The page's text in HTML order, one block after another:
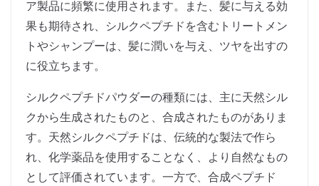
ア製品に頻繁に使用されます。また、髪に与える効
果も期待され、シルクペプチドを含むトリートメン
トやシャンプーは、髪に潤いを与え、ツヤを出すの
に役立ちます。
シルクペプチドパウダーの種類には、主に天然シル
クから生成されたものと、合成されたものがありま
す。天然シルクペプチドは、伝統的な製法で作ら
れ、化学薬品を使用することなく、より自然なもの
として評価されています。一方で、合成ペプチド